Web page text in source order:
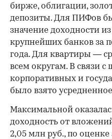
бирже, облигации,
депозиты. Для ПИФов
значение доходности
крупнейших банков за
года. Для квартиры —
всем округам. В связи
корпоративных и
было взято
Максимальной
доходность от
2,05 млн руб., по